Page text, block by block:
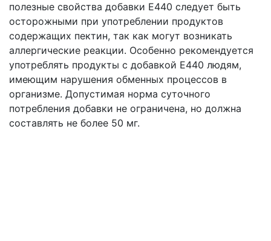
полезные свойства добавки Е440 следует быть
осторожными при употреблении продуктов
содержащих пектин, так как могут возникать
аллергические реакции. Особенно рекомендуется
употреблять продукты с добавкой Е440 людям,
имеющим нарушения обменных процессов в
организме. Допустимая норма суточного
потребления добавки не ограничена, но должна
составлять не более 50 мг.